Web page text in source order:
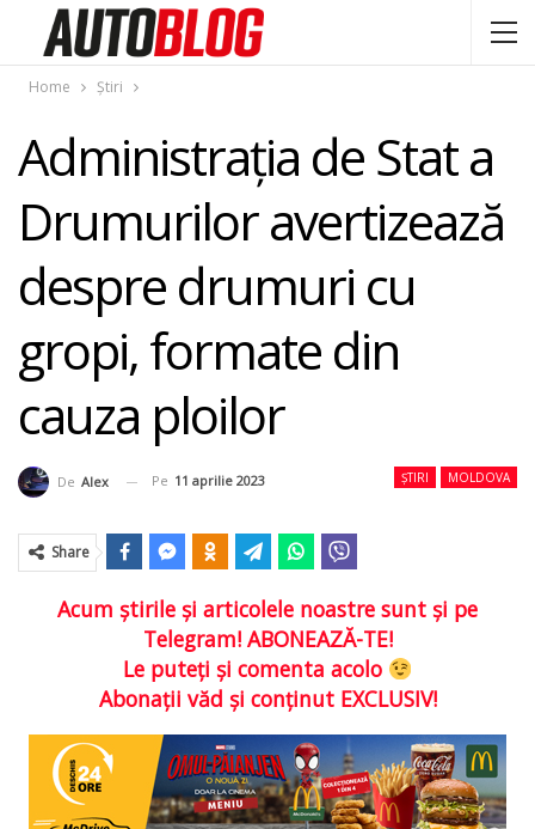
Home Știri
Administrația de Stat a
Drumurilor avertizează
despre drumuri cu
gropi, formate din
cauza ploilor
ȘTIRI MOLDOVA
De Alex Pe 11 aprilie 2023
Share
Acum ştirile şi articolele noastre sunt şi pe
Telegram! ABONEAZĂ-TE!
Le puteţi şi comenta acolo
Abonaţii văd şi conţinut EXCLUSIV!